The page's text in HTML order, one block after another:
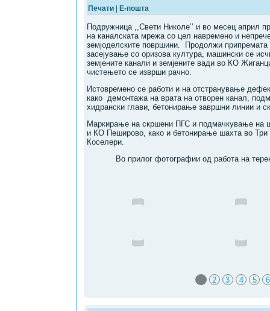
Печати | Е-пошта
Подружница ,,Свети Николе’’ и во месец април
на каналската мрежа со цел навремено и
земјоделските површини. Продолжи
засејување со оризова култура, машински се
земјените канали и земјените вади во КО
чистењето се изврши рачно.
Истовремено се работи и на отстранување
како демонтажа на врата на отворен канал,
хидрански глави, бетонирање завршни линии и
Mаркирање на скршени ПГС и подмачкување на
и КО Пеширово, како и бетонирање шахта во
Коселери.
Во прилог фотографии од работа на
1 2 3 4 5 6